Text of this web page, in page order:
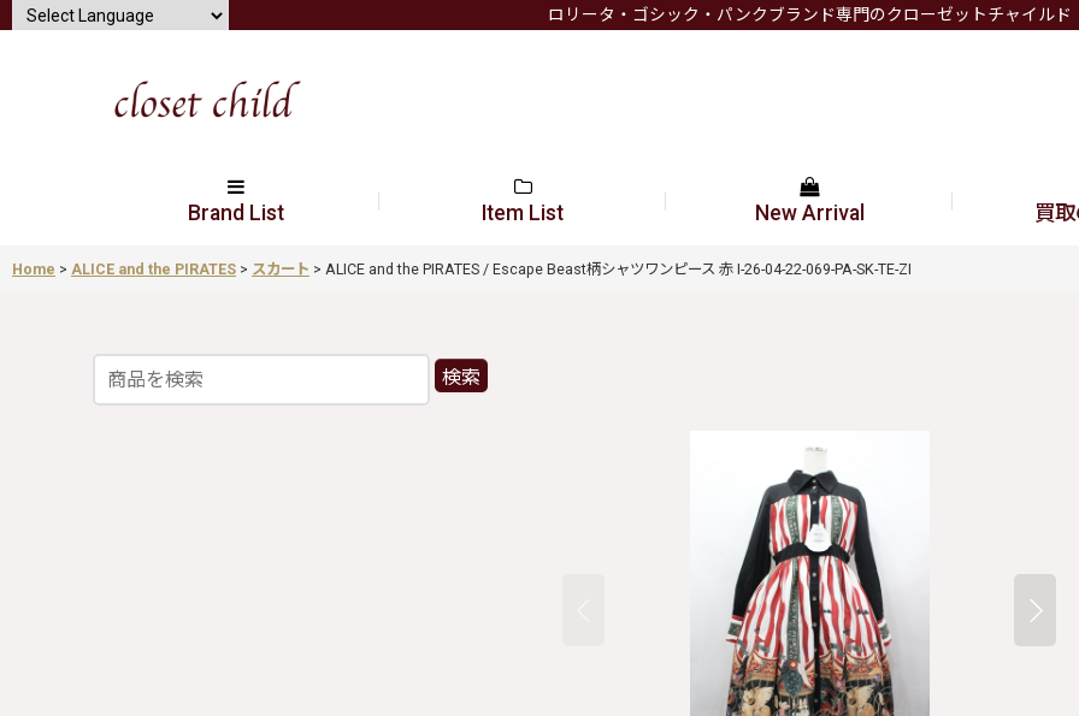
ロリータ・ゴシック・パンクブランド専門のクローゼットチャイルド
Brand List Item List New Arrival 買
Home > ALICE and the PIRATES > スカート > ALICE and the PIRATES / Escape Beast柄シャツワンピース 赤 I-26-04-22-069-PA-SK-TE-ZI
検索